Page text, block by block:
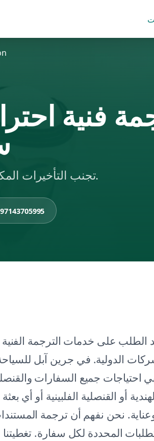
فنية
تجنب التأخيرات المكلفة مع حلولنا المعتمدة للترجمة.
الطلب على خدمات الترجمة الفنية
الدولية. في جرين آبل
احتياجات جميع السفارات
أو القنصلية الفلبينية أو أي
نحن نفهم أن ترجمة
المحددة لكل سفارة.